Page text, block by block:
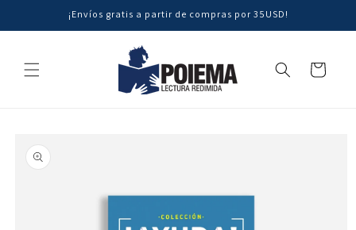
directamente
al contenido
¡Envíos gratis a partir de compras por 35USD!
Carrito
a la
información